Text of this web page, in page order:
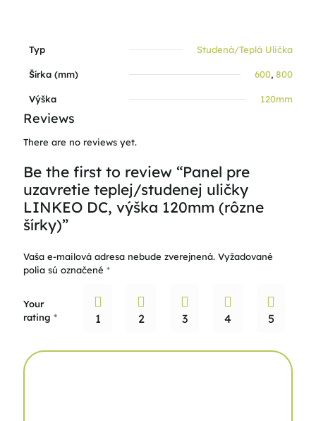
Typ Studená/Teplá Ulička
Šírka (mm) 600, 800
Výška 120mm
Reviews
There are no reviews yet.
Be the first to review “Panel pre
uzavretie teplej/studenej uličky
LINKEO DC, výška 120mm (rôzne
šírky)”
Vaša e-mailová adresa nebude zverejnená. Vyžadované
polia sú označené *
Your
rating * 1 2 3 4 5